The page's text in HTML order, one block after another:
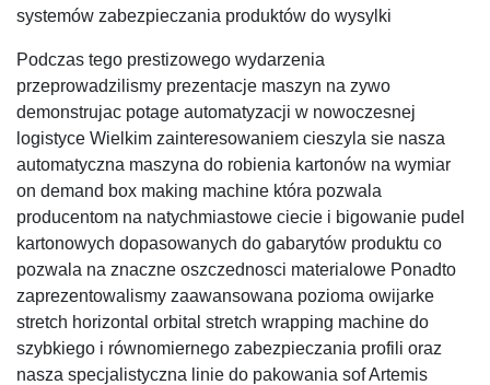
systemów zabezpieczania produktów do wysylki
Podczas tego prestizowego wydarzenia
przeprowadzilismy prezentacje maszyn na zywo
demonstrujac potage automatyzacji w nowoczesnej
logistyce Wielkim zainteresowaniem cieszyla sie nasza
automatyczna maszyna do robienia kartonów na wymiar
on demand box making machine która pozwala
producentom na natychmiastowe ciecie i bigowanie pudel
kartonowych dopasowanych do gabarytów produktu co
pozwala na znaczne oszczednosci materialowe Ponadto
zaprezentowalismy zaawansowana pozioma owijarke
stretch horizontal orbital stretch wrapping machine do
szybkiego i równomiernego zabezpieczania profili oraz
nasza specjalistyczna linie do pakowania sof Artemis